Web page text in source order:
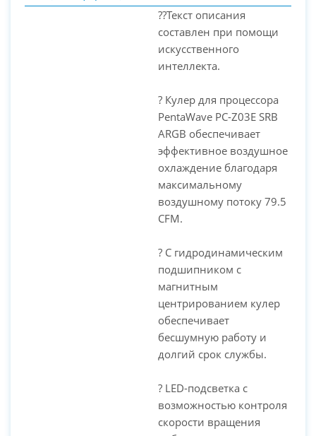
PC-Arena на карте Москвы — Яндекс Карты
??Текст описания
составлен при помощи
искусственного
интеллекта.
? Кулер для процессора
PentaWave PC-Z03E SRB
ARGB обеспечивает
эффективное воздушное
охлаждение благодаря
максимальному
воздушному потоку 79.5
CFM.
? С гидродинамическим
подшипником с
магнитным
центрированием кулер
обеспечивает
бесшумную работу и
долгий срок службы.
? LED-подсветка с
возможностью контроля
скорости вращения